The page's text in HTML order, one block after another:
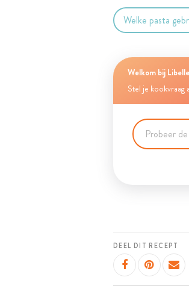
Welke pasta
Welkom bij
Stel je kookvraag
DEEL DIT RECEPT